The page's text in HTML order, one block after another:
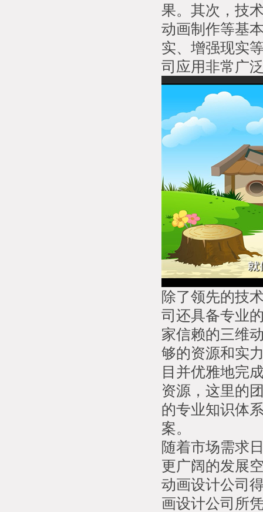
果。其次，技
动画制作等基
实、增强现实
司应用非常广
除了领先的技
司还具备专业
家信赖的三维
够的资源和实
目并优雅地完
资源，这里的
的专业知识体
案。
随着市场需求
更广阔的发展
动画设计公司
画设计公司所